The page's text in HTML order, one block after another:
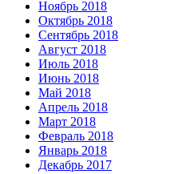
Ноябрь 2018
Октябрь 2018
Сентябрь 2018
Август 2018
Июль 2018
Июнь 2018
Май 2018
Апрель 2018
Март 2018
Февраль 2018
Январь 2018
Декабрь 2017